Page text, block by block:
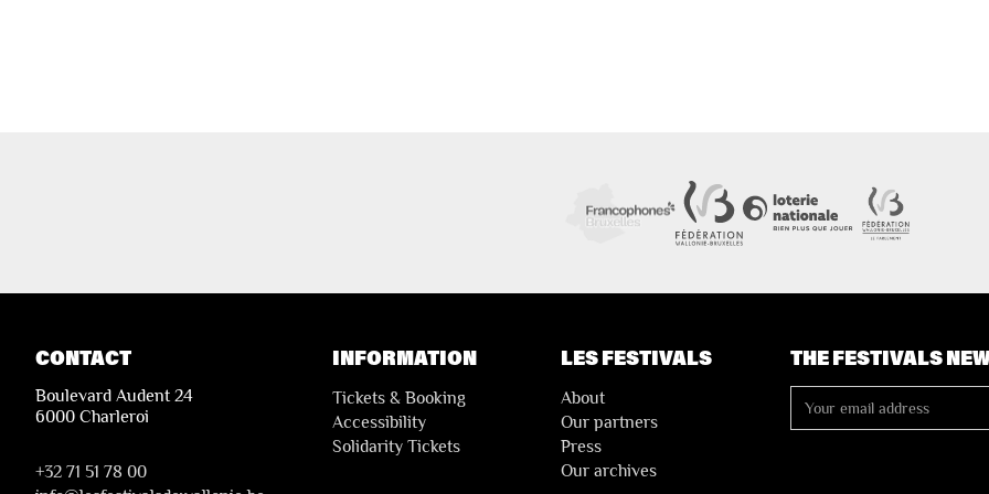
CONTACT
Boulevard Audent 24
6000 Charleroi
+32 71 51 78 00
INFORMATION
Tickets & Booking
Accessibility
Solidarity Tickets
LES FESTIVALS
About
Our partners
Press
Our archives
THE FESTIVALS